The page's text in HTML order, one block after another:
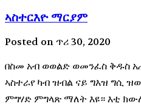
ኣስተርእዮ ማርያም
Posted on ጥሪ 30, 2020
በስመ አብ ወወልድ ወመንፈስ ቅዱስ
ኣስተራየ ካብ ዝብል ናይ ግእዝ ግሲ
ምግሃድ ምግላጽ ማለት እዩ። እቲ